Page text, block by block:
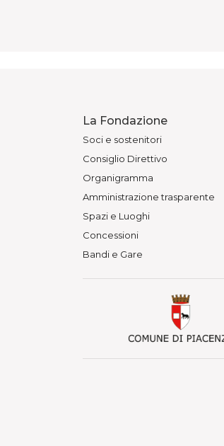
La Fondazione
Soci e sostenitori
Consiglio Direttivo
Organigramma
Amministrazione trasparente
Spazi e Luoghi
Concessioni
Bandi e Gare